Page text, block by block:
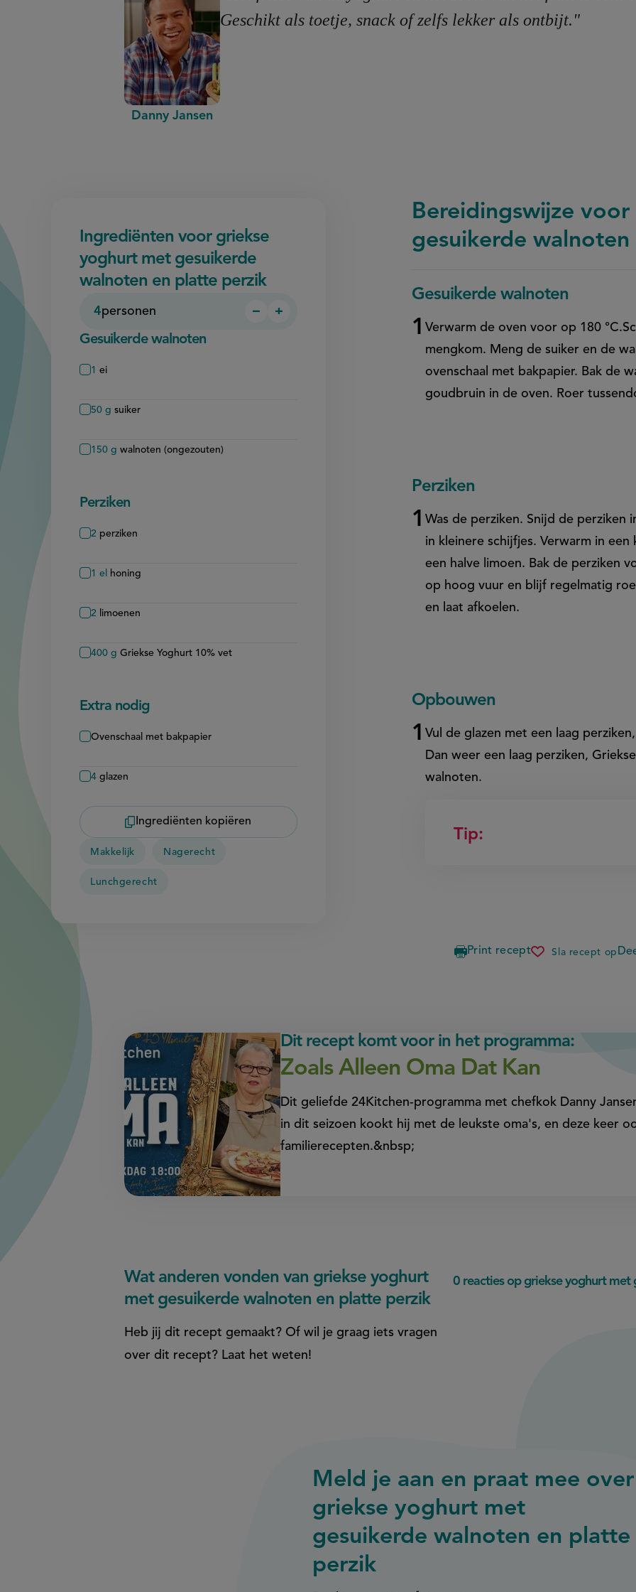
Danny Jansen
Geschikt als toetje, snack of zelfs lekker als ontbijt."
Ingrediënten voor griekse
yoghurt met gesuikerde
walnoten en platte perzik
4personen
Persoon
−
Persoon
+
Gesuikerde walnoten
1 ei
50 g suiker
150 g walnoten (ongezouten)
Perziken
2 perziken
1 el honing
2 limoenen
400 g Griekse Yoghurt 10% vet
Extra nodig
Ovenschaal met bakpapier
4 glazen
Ingrediënten kopiëren
Makkelijk Nagerecht
Lunchgerecht
Bereidingswijze
gesuikerde
Gesuikerde walnoten
Verwarm de oven voor op 180
mengkom. Meng de suiker en de
ovenschaal met bakpapier. Bak de
goudbruin in de oven. Roer
Perziken
Was de perziken. Snijd de
in kleinere schijfjes. Verwarm in
een halve limoen. Bak de perziken
op hoog vuur en blijf regelmatig
en laat afkoelen.
Opbouwen
Vul de glazen met een laag
Dan weer een laag perziken,
walnoten.
Tip:
Print recept Sla recept op
griekse
platte
Dit recept komt voor in het programma:
Zoals Alleen Oma Dat Kan
Dit geliefde 24Kitchen-programma met chefkok Danny
in dit seizoen kookt hij met de leukste oma's, en deze keer
familierecepten.&nbsp;
Wat anderen vonden van griekse yoghurt
met gesuikerde walnoten en platte perzik
Heb jij dit recept gemaakt? Of wil je graag iets vragen
over dit recept? Laat het weten!
0 reacties op griekse yoghurt
Meld je aan en praat mee over
griekse yoghurt met
gesuikerde walnoten en platte
perzik